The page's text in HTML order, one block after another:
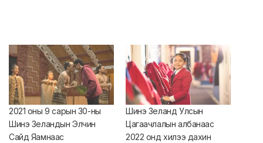
2021 оны 9 сарын 30-ны
Шинэ Зеландын Элчин
Сайд Яамнаас
Шинэ Зеланд Улсын
Цагаачлалын албанаас
2022 онд хилээ дахин